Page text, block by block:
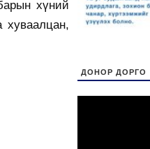
хүний
хуваалцан,
ДОНОР ДОРГО